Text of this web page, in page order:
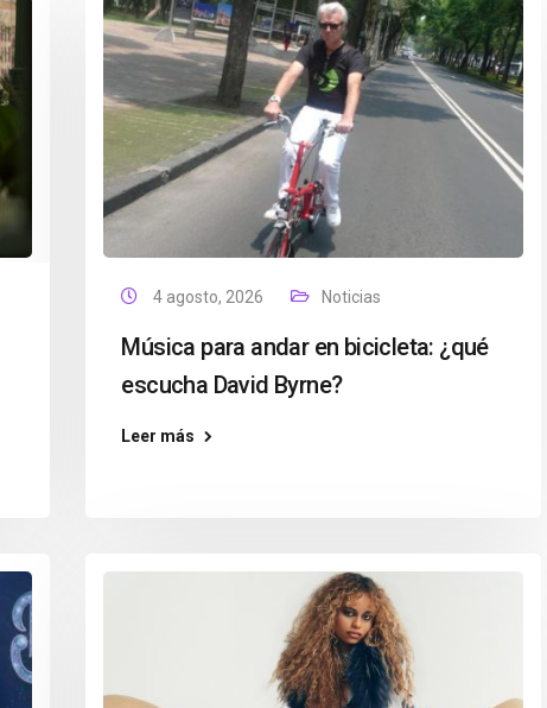
4 agosto, 2026 Noticias
Música para andar en bicicleta: ¿qué
escucha David Byrne?
Leer más